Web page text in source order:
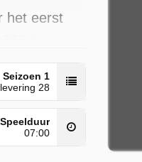
het eerst
Seizoen 1
28
Speelduur
07:00